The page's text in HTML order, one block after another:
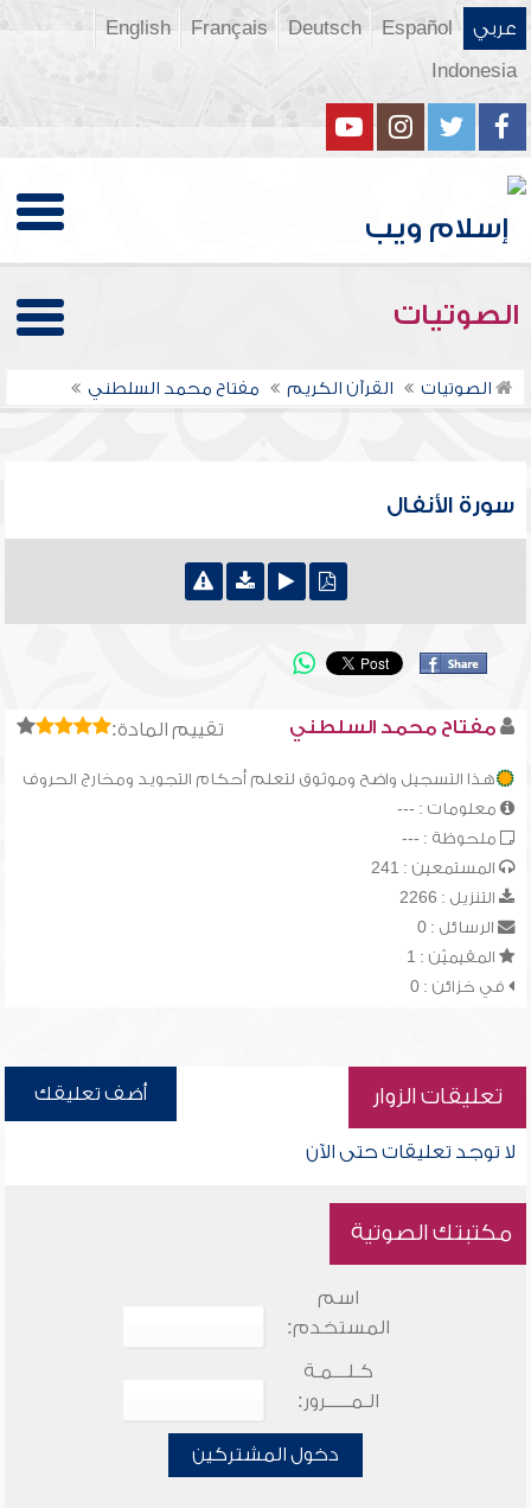
عربي Español
Deutsch
Français
English
Indonesia
الصوتيات
الصوتيات القرآن الكريم مفتاح محمد السلطني
سورة الأنفال
تقييم المادة: مفتاح محمد السلطني
هذا التسجيل واضح وموثوق لتعلم أحكام التجويد ومخارج الحروف
معلومات : ---
ملحوظة : ---
المستمعين : 241
التنزيل : 2266
الرسائل : 0
المقيميّن : 1
في خزائن : 0
تعليقات الزوار أضف تعليقك
لا توجد تعليقات حتى الآن
مكتبتك الصوتية
اسم
المستخدم:
كـلـــمـة
الـمـــــرور:
دخول المشتركين